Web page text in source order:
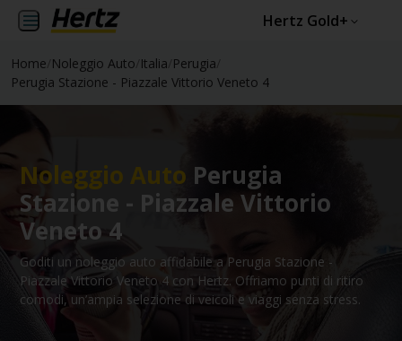
Hertz Gold+
Home Noleggio Auto Italia Perugia
Perugia Stazione - Piazzale Vittorio Veneto 4
Noleggio Auto Perugia
Stazione - Piazzale Vittorio
Veneto 4
Goditi un noleggio auto affidabile a Perugia Stazione -
Piazzale Vittorio Veneto 4 con Hertz. Offriamo punti di ritiro
comodi, un’ampia selezione di veicoli e viaggi senza stress.